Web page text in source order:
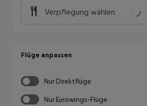
Verpflegung wählen
Flüge anpassen
Nur Direktflüge
Nur Eurowings-Flüge